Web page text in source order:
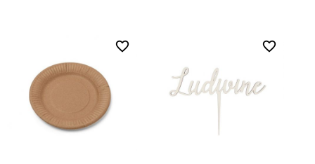
favorite_border favorite_border